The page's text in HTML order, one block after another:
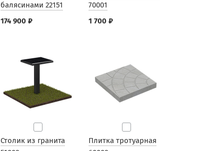
балясинами 22151
174 900 ₽
70001
1 700 ₽
Столик из гранита
Плитка тротуарная